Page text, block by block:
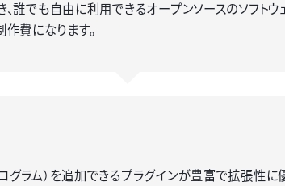
でも自由に利用できるオープンソースのソフトウ
費になります。
ム）を追加できるプラグインが豊富で拡張性に